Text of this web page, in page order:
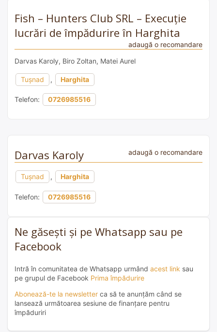
Fish – Hunters Club SRL – Execuție
lucrări de împădurire în Harghita
adaugă o recomandare
Darvas Karoly, Biro Zoltan, Matei Aurel
Tușnad , Harghita
Telefon: 0726985516
Darvas Karoly adaugă o recomandare
Tușnad , Harghita
Telefon: 0726985516
Ne găsești și pe Whatsapp sau pe
Facebook
Intră în comunitatea de Whatsapp urmând acest link sau
pe grupul de Facebook Prima împădurire
Abonează-te la newsletter ca să te anunțăm când se
lansează următoarea sesiune de finanțare pentru
împăduriri